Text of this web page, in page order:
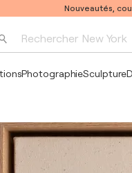
Nouveautés,
Rechercher New York
Pablo
PhotographieSculpture